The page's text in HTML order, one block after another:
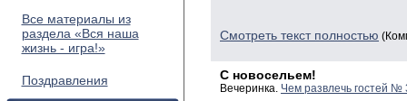
Все материалы из
раздела «Вся наша
жизнь - игра!»
Поздравления
Смотреть текст полностью
С новосельем!
Вечеринка. Чем развлечь гостей №